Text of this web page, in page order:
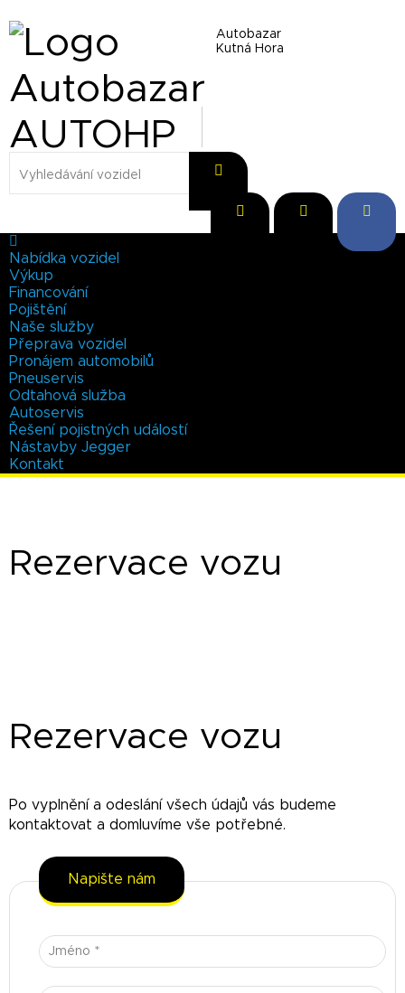
Autobazar
Kutná Hora
Nabídka vozidel
Výkup
Financování
Pojištění
Naše služby
Přeprava vozidel
Pronájem automobilů
Pneuservis
Odtahová služba
Autoservis
Řešení pojistných událostí
Nástavby Jegger
Kontakt
Rezervace vozu
Rezervace vozu
Po vyplnění a odeslání všech údajů vás budeme
kontaktovat a domluvíme vše potřebné.
Napište nám